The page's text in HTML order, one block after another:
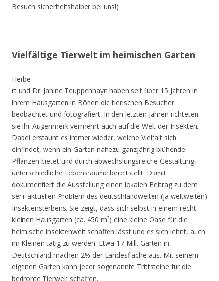
Besuch sicherheitshalber bei uns!)
Vielfältige Tierwelt im heimischen Garten
Herbe
rt und Dr. Janine Teuppenhayn haben seit über 15 Jahren in
ihrem Hausgarten in Bönen die tierischen Besucher
beobachtet und fotografiert. In den letzten Jahren richteten
sie ihr Augenmerk vermehrt auch auf die Welt der Insekten.
Dabei erstaunt es immer wieder, welche Vielfalt sich
einfindet, wenn ein Garten nahezu ganzjährig blühende
Pflanzen bietet und durch abwechslungsreiche Gestaltung
unterschiedliche Lebensräume bereitstellt. Damit
dokumentiert die Ausstellung einen lokalen Beitrag zu dem
sehr aktuellen Problem des deutschlandweiten (ja weltweiten)
Insektensterbens. Sie zeigt, dass sich selbst in einem recht
kleinen Hausgarten (ca. 450 m²) eine kleine Oase für die
heimische Insektenwelt schaffen lässt und es sich lohnt, auch
im Kleinen tätig zu werden. Etwa 17 Mill. Gärten in
Deutschland machen 2% der Landesfläche aus. Mit seinem
eigenen Garten kann jeder sogenannte Trittsteine für die
bedrohte Tierwelt schaffen.